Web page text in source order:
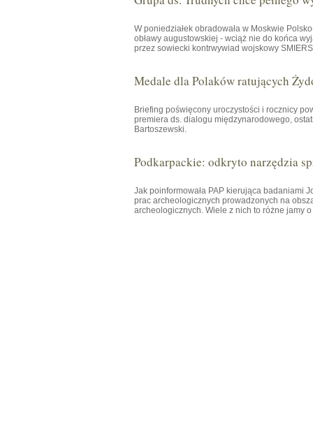
W poniedziałek obradowała w Moskwie
obławy augustowskiej - wciąż nie do końca
przez sowiecki kontrwywiad wojskowy
Medale dla Polaków ratujących
Briefing poświęcony uroczystości i rocznicy
premiera ds. dialogu międzynarodowego,
Bartoszewski.
Podkarpackie: odkryto narzędzia
Jak poinformowała PAP kierująca badaniami
prac archeologicznych prowadzonych na
archeologicznych. Wiele z nich to różne jamy